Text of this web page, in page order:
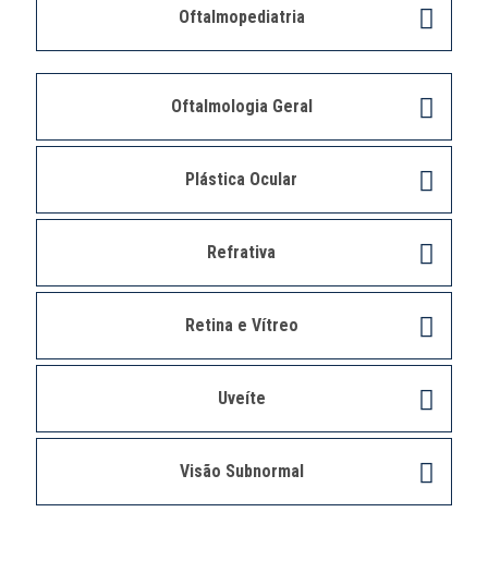
Oftalmopediatria
Oftalmologia Geral
Plástica Ocular
Refrativa
Retina e Vítreo
Uveíte
Visão Subnormal